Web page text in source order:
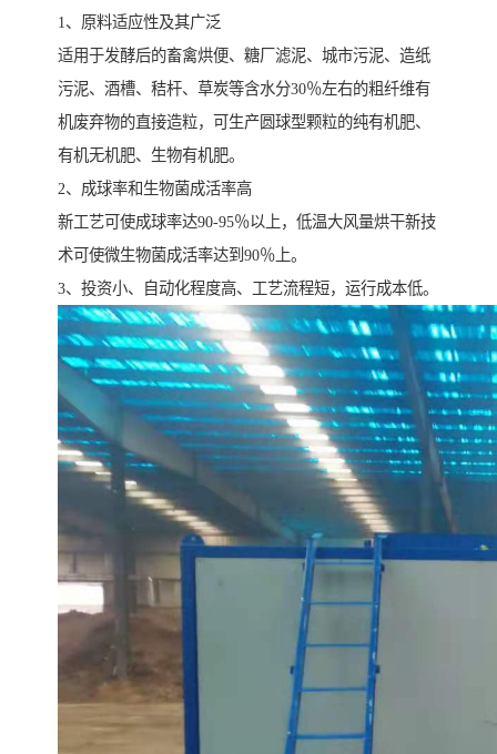
1、原料适应性及其广泛
适用于发酵后的畜禽烘便、糖厂滤泥、城市污泥、造纸
污泥、酒槽、秸杆、草炭等含水分30％左右的粗纤维有
机废弃物的直接造粒，可生产圆球型颗粒的纯有机肥、
有机无机肥、生物有机肥。
2、成球率和生物菌成活率高
新工艺可使成球率达90-95％以上，低温大风量烘干新技
术可使微生物菌成活率达到90％上。
3、投资小、自动化程度高、工艺流程短，运行成本低。